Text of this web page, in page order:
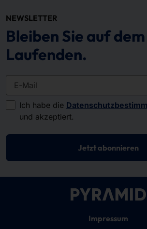
NEWSLETTER
Bleiben Sie auf dem
Laufenden.
E-Mail
Ich habe die
und akzeptiert.
Jetzt abonnieren
Impressum